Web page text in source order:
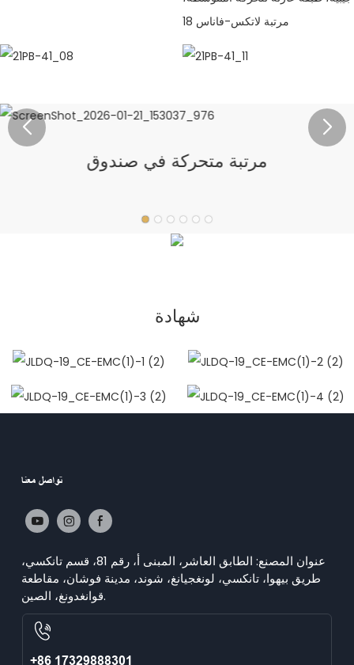
مرتبة متحركة في صندوق
شهادة
تواصل معنا
عنوان المصنع: الطابق العاشر، المبنى أ، رقم 81، قسم تانكسي،
طريق بيهوا، تانكسي، لونغجيانغ، شوند، مدينة فوشان، مقاطعة
قوانغدونغ، الصين.
+86 17329888301